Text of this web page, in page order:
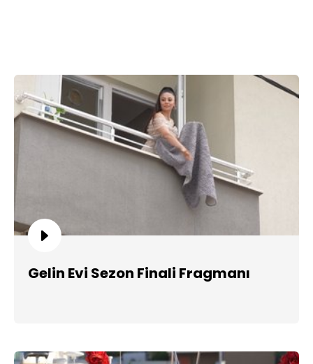
Gelin Evi Sezon Finali Fragmanı